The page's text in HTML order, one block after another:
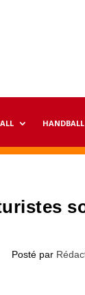
HANDBALL
Posté par